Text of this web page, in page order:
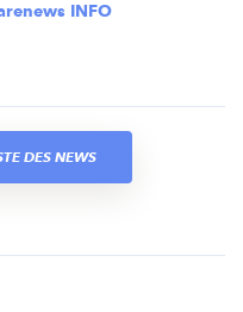
INFO
DES NEWS